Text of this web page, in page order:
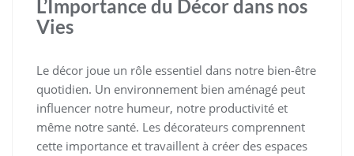
L’Importance du Décor dans nos
Vies
Le décor joue un rôle essentiel dans notre bien-être
quotidien. Un environnement bien aménagé peut
influencer notre humeur, notre productivité et
même notre santé. Les décorateurs comprennent
cette importance et travaillent à créer des espaces